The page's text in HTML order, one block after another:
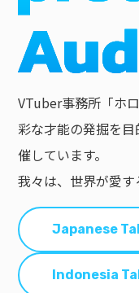
VTuber事務所「ホ
彩な才能の発掘を
催しています。
我々は、世界が愛す
Japanese
Indonesia